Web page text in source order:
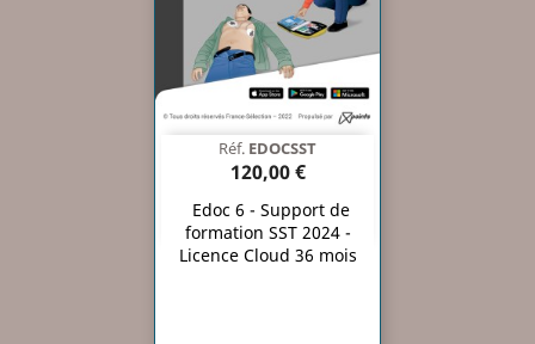
Réf. EDOCSST
120,00 €
Edoc 6 - Support de
formation SST 2024 -
Licence Cloud 36 mois